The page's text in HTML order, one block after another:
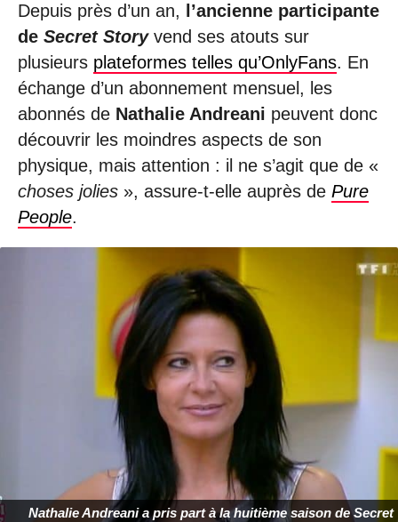
Depuis près d’un an,
l’ancienne participante
de Secret Storyvend ses atouts sur
plusieurs plateformes telles qu’OnlyFans. En
échange d’un abonnement mensuel, les
abonnés de Nathalie Andreani peuvent donc
découvrir les moindres aspects de son
physique, mais attention : il ne s’agit que de «
choses jolies », assure-t-elle auprès de Pure
People.
Nathalie Andreani a pris part à la huitième saison de Secret